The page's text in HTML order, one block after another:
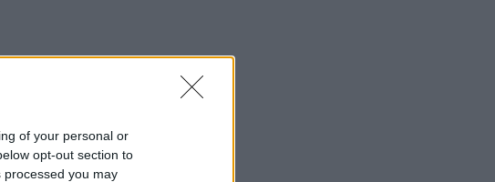
of your personal or
opt-out section to
you may